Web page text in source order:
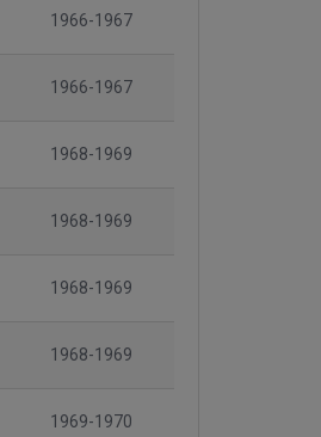
1966-1967
1966-1967
1968-1969
1968-1969
1968-1969
1968-1969
1969-1970